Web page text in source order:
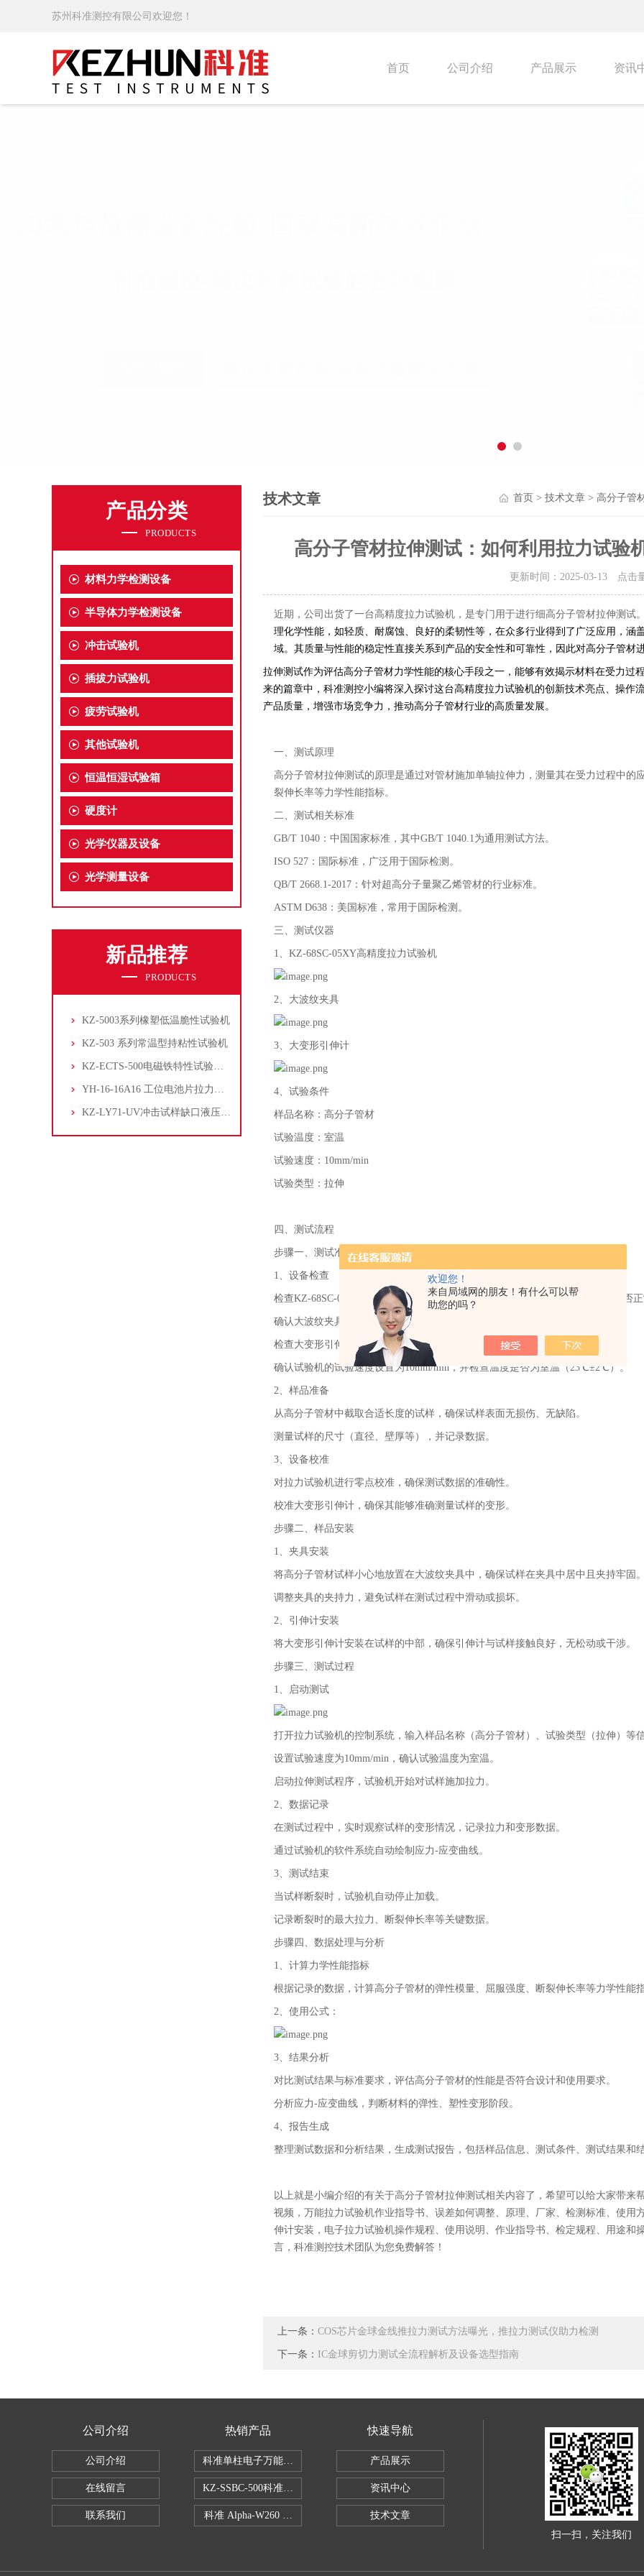
欢迎您！
来自局域网的朋友！有什么可以帮
助您的吗？
苏州科准测控有限公司欢迎您！
首页 公司介绍 产品展示 资讯
产品分类
PRODUCTS
材料力学检测设备
半导体力学检测设备
冲击试验机
插拔力试验机
疲劳试验机
其他试验机
恒温恒湿试验箱
硬度计
光学仪器及设备
光学测量设备
新品推荐
PRODUCTS
KZ-5003系列橡塑低温脆性试验机
KZ-503 系列常温型持粘性试验机
KZ-ECTS-500电磁铁特性试验系统
YH-16-16A16 工位电池片拉力试验机
KZ-LY71-UV冲击试样缺口液压拉床
技术文章 首页 > 技术文章 > 高分子管
高分子管材拉伸测试：如何利用拉力试验
更新时间：2025-03-13 点击
近期，公司出货了一台高精度拉力试验机，是专门用于进行细高分子管材拉伸测试
理化学性能，如轻质、耐腐蚀、良好的柔韧性等，在众多行业得到了广泛应用，
域。其质量与性能的稳定性直接关系到产品的安全性和可靠性，因此对高分子管材
拉伸测试作为评估高分子管材力学性能的核心手段之一，能够有效揭示材料在受力过
来的篇章中，科准测控小编将深入探讨这台高精度拉力试验机的创新技术亮点、操作
产品质量，增强市场竞争力，推动高分子管材行业的高质量发展。
一、测试原理
高分子管材拉伸测试的原理是通过对管材施加单轴拉伸力，测量其在受力过程中
裂伸长率等力学性能指标。
二、测试相关标准
GB/T 1040：中国国家标准，其中GB/T 1040.1为通用测试方法。
ISO 527：国际标准，广泛用于国际检测。
QB/T 2668.1-2017：针对超高分子量聚乙烯管材的行业标准。
ASTM D638：美国标准，常用于国际检测。
三、测试仪器
1、KZ-68SC-05XY高精度拉力试验机
2、大波纹夹具
3、大变形引伸计
4、试验条件
样品名称：高分子管材
试验温度：室温
试验速度：10mm/min
试验类型：拉伸
四、测试流程
步骤一、测试准备
1、设备检查
检查KZ-68SC-05XY高精度拉力试验机的电源、控制系统、传感器和加载系统是否
确认大波纹夹具安装牢固，表面清洁无损伤，夹持部位无毛刺。
检查大变形引伸计是否安装到位，传感器是否校准。
确认试验机的试验速度设置为10mm/min，并检查温度是否为室温（23℃±2℃）。
2、样品准备
从高分子管材中截取合适长度的试样，确保试样表面无损伤、无缺陷。
测量试样的尺寸（直径、壁厚等），并记录数据。
3、设备校准
对拉力试验机进行零点校准，确保测试数据的准确性。
校准大变形引伸计，确保其能够准确测量试样的变形。
步骤二、样品安装
1、夹具安装
将高分子管材试样小心地放置在大波纹夹具中，确保试样在夹具中居中且夹持牢固
调整夹具的夹持力，避免试样在测试过程中滑动或损坏。
2、引伸计安装
将大变形引伸计安装在试样的中部，确保引伸计与试样接触良好，无松动或干涉。
步骤三、测试过程
1、启动测试
打开拉力试验机的控制系统，输入样品名称（高分子管材）、试验类型（拉伸）等
设置试验速度为10mm/min，确认试验温度为室温。
启动拉伸测试程序，试验机开始对试样施加拉力。
2、数据记录
在测试过程中，实时观察试样的变形情况，记录拉力和变形数据。
通过试验机的软件系统自动绘制应力-应变曲线。
3、测试结束
当试样断裂时，试验机自动停止加载。
记录断裂时的最大拉力、断裂伸长率等关键数据。
步骤四、数据处理与分析
1、计算力学性能指标
根据记录的数据，计算高分子管材的弹性模量、屈服强度、断裂伸长率等力学性能
2、使用公式：
3、结果分析
对比测试结果与标准要求，评估高分子管材的性能是否符合设计和使用要求。
分析应力-应变曲线，判断材料的弹性、塑性变形阶段。
4、报告生成
整理测试数据和分析结果，生成测试报告，包括样品信息、测试条件、测试结果和
以上就是小编介绍的有关于高分子管材拉伸测试相关内容了，希望可以给大家带
视频，万能拉力试验机作业指导书、误差如何调整、原理、厂家、检测标准、使
伸计安装，电子拉力试验机操作规程、使用说明、作业指导书、检定规程、用途
言，科准测控技术团队为您免费解答！
上一条： COS芯片金球金线推拉力测试方法曝光，推拉力测试仪助力检测
下一条： IC金球剪切力测试全流程解析及设备选型指南
公司介绍
公司介绍
在线留言
联系我们
热销产品
科准单柱电子万能拉力机KZ-SSBC-500
KZ-SSBC-500科准单柱电子万能试验机5KG
科准 Alpha-W260 半导体全自动推拉力测试机
快速导航
产品展示
资讯中心
技术文章
扫一扫，关注我们